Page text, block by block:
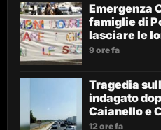
Emergenza
famiglie di
lasciare le
9 ore fa
Tragedia
indagato
Caianello e
12 ore fa